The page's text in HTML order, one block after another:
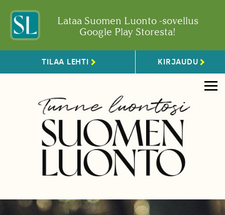
Lataa Suomen Luonto -sovellus
Google Play Storesta!
TILAA LEHTI KIRJAUDU